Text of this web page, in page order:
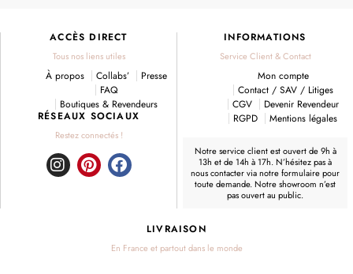
ACCÈS DIRECT
Tous nos liens utiles
À propos Collabs’
Presse
FAQ
Boutiques & Revendeurs
RÉSEAUX SOCIAUX
Restez connectés !
I P F
b
o
INFORMATIONS
Service Client & Contact
Mon compte
Contact / SAV / Litiges
CGV
Devenir Revendeur
RGPD
Mentions légales
Notre service client est ouvert de 9h à
13h et de 14h à 17h. N’hésitez pas à
nous contactervia notre formulairepour
toute demande. Notre showroom n’est
pas ouvert au public.
LIVRAISON
En France et partout dans le monde